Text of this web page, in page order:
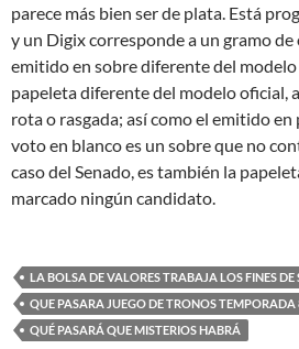
parece más bien ser de plata. Está
y un Digix corresponde a un gramo
emitido en sobre diferente del
papeleta diferente del modelo oficial,
rota o rasgada; así como el emitido
voto en blanco es un sobre que no
caso del Senado, es también la
marcado ningún candidato.
LA BOLSA DE VALORES TRABAJA LOS FINES
QUE PASARA JUEGO DE TRONOS TEMPORADA
QUÉ PASARÁ QUE MISTERIOS HABRÁ